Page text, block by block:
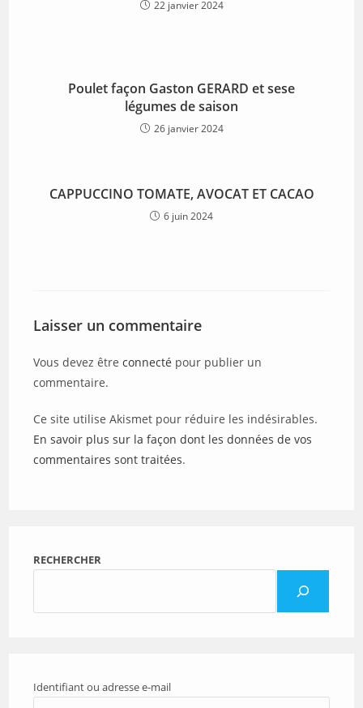
22 janvier 2024
Poulet façon Gaston GERARD et sese
légumes de saison
26 janvier 2024
CAPPUCCINO TOMATE, AVOCAT ET CACAO
6 juin 2024
Laisser un commentaire
Vous devez êtreconnecté pour publier un
commentaire.
Ce site utilise Akismet pour réduire les indésirables.
En savoir plus sur la façon dont les données de vos
commentaires sont traitées.
RECHERCHER
Identifiant ou adresse e-mail